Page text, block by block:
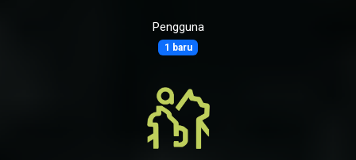
Pengguna
1 baru